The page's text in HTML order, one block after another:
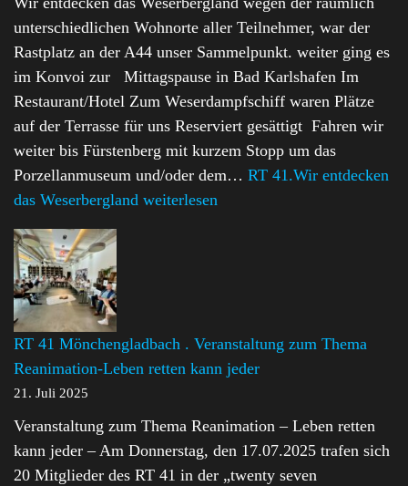
unterschiedlichen Wohnorte aller Teilnehmer, war der
Rastplatz an der A44 unser Sammelpunkt. weiter ging es
im Konvoi zur Mittagspause in Bad Karlshafen Im
Restaurant/Hotel Zum Weserdampfschiff waren Plätze
auf der Terrasse für uns Reserviert gesättigt Fahren wir
weiter bis Fürstenberg mit kurzem Stopp um das
Porzellanmuseum und/oder dem… RT 41.Wir entdecken
das Weserbergland weiterlesen
RT 41 Mönchengladbach . Veranstaltung zum Thema
Reanimation-Leben retten kann jeder
21. Juli 2025
Veranstaltung zum Thema Reanimation – Leben retten
kann jeder – Am Donnerstag, den 17.07.2025 trafen sich
20 Mitglieder des RT 41 in der „twenty seven